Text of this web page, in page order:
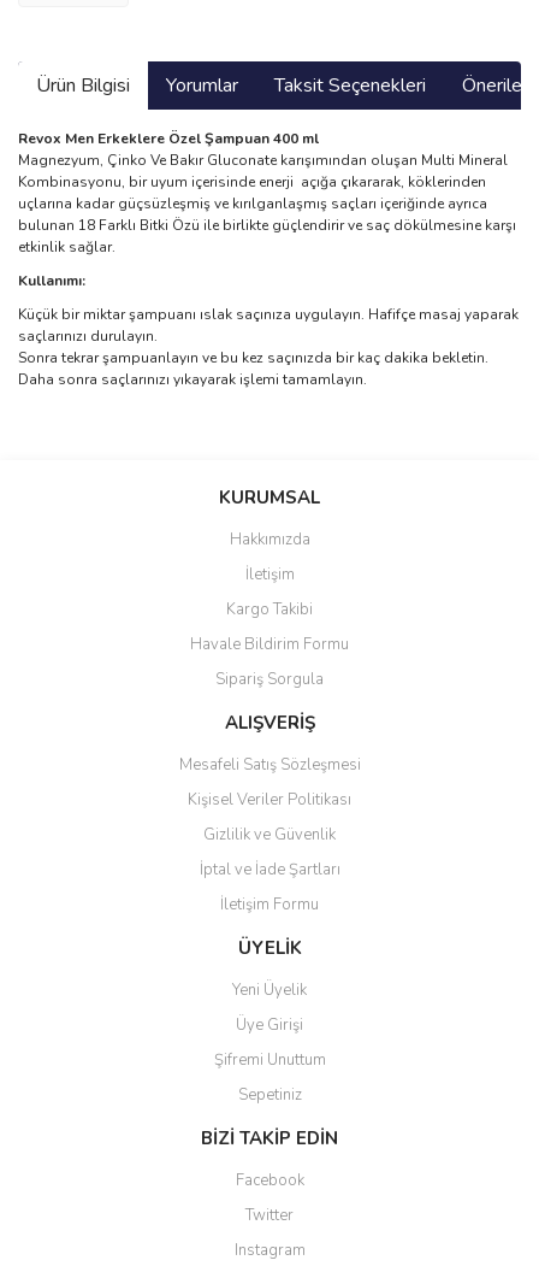
Ürün Bilgisi Yorumlar Taksit Seçenekleri
Revox Men Erkeklere Özel Şampuan 400 ml
Magnezyum, Çinko Ve Bakır Gluconate karışımından oluşan Multi Mineral
Kombinasyonu, bir uyum içerisinde enerji açığa çıkararak, köklerinden
uçlarına kadar güçsüzleşmiş ve kırılganlaşmış saçları içeriğinde ayrıca
bulunan 18 Farklı Bitki Özü ile birlikte güçlendirir ve saç dökülmesine karşı
etkinlik sağlar.
Kullanımı:
Küçük bir miktar şampuanı ıslak saçınıza uygulayın. Hafifçe masaj yaparak
saçlarınızı durulayın.
Sonra tekrar şampuanlayın ve bu kez saçınızda bir kaç dakika bekletin.
Daha sonra saçlarınızı yıkayarak işlemi tamamlayın.
Bu ürüne ilk yorumu siz yapın!
Yorum Yaz
Ürün resmi kalitesiz, bozuk veya görüntülenemiyor.
Ürün açıklamasında eksik bilgiler bulunuyor.
Ürün bilgilerinde hatalar bulunuyor.
Ürün fiyatı diğer sitelerden daha pahalı.
Bu ürüne benzer farklı alternatifler olmalı.
Gönder
KURUMSAL
Hakkımızda
İletişim
Kargo Takibi
Havale Bildirim Formu
Sipariş Sorgula
ALIŞVERİŞ
Mesafeli Satış Sözleşmesi
Kişisel Veriler Politikası
Gizlilik ve Güvenlik
İptal ve İade Şartları
İletişim Formu
ÜYELİK
Yeni Üyelik
Üye Girişi
Şifremi Unuttum
Sepetiniz
BİZİ TAKİP EDİN
Facebook
Twitter
Instagram